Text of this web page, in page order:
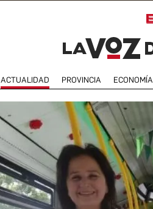
ACTUALIDAD PROVINCIA ECONOMÍA